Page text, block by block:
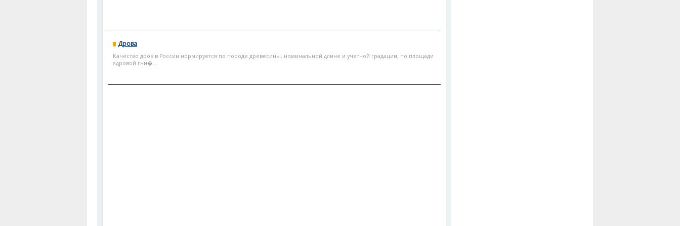
Дрова
Качество дров в России нормируется по породе древесины, номинальной длине и учетной градации, по площади
ядровой гни�...